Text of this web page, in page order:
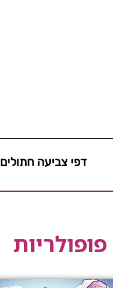
דפי צביעה חתולים
פופולריות